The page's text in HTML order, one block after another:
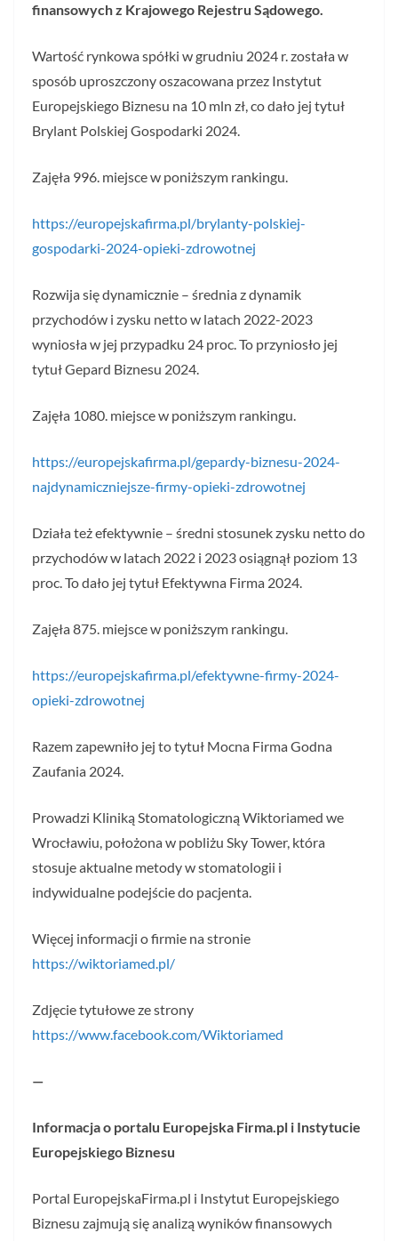
finansowych z Krajowego Rejestru Sądowego.
Wartość rynkowa spółki w grudniu 2024 r. została w
sposób uproszczony oszacowana przez Instytut
Europejskiego Biznesu na 10 mln zł, co dało jej tytuł
Brylant Polskiej Gospodarki 2024.
Zajęła 996. miejsce w poniższym rankingu.
https://europejskafirma.pl/brylanty-polskiej-
gospodarki-2024-opieki-zdrowotnej
Rozwija się dynamicznie – średnia z dynamik
przychodów i zysku netto w latach 2022-2023
wyniosła w jej przypadku 24 proc. To przyniosło jej
tytuł Gepard Biznesu 2024.
Zajęła 1080. miejsce w poniższym rankingu.
https://europejskafirma.pl/gepardy-biznesu-2024-
najdynamiczniejsze-firmy-opieki-zdrowotnej
Działa też efektywnie – średni stosunek zysku netto do
przychodów w latach 2022 i 2023 osiągnął poziom 13
proc. To dało jej tytuł Efektywna Firma 2024.
Zajęła 875. miejsce w poniższym rankingu.
https://europejskafirma.pl/efektywne-firmy-2024-
opieki-zdrowotnej
Razem zapewniło jej to tytuł Mocna Firma Godna
Zaufania 2024.
Prowadzi Kliniką Stomatologiczną Wiktoriamed we
Wrocławiu, położona w pobliżu Sky Tower, która
stosuje aktualne metody w stomatologii i
indywidualne podejście do pacjenta.
Więcej informacji o firmie na stronie
https://wiktoriamed.pl/
Zdjęcie tytułowe ze strony
https://www.facebook.com/Wiktoriamed
—
Informacja o portalu Europejska Firma.pl i Instytucie
Europejskiego Biznesu
Portal EuropejskaFirma.pl i Instytut Europejskiego
Biznesu zajmują się analizą wyników finansowych